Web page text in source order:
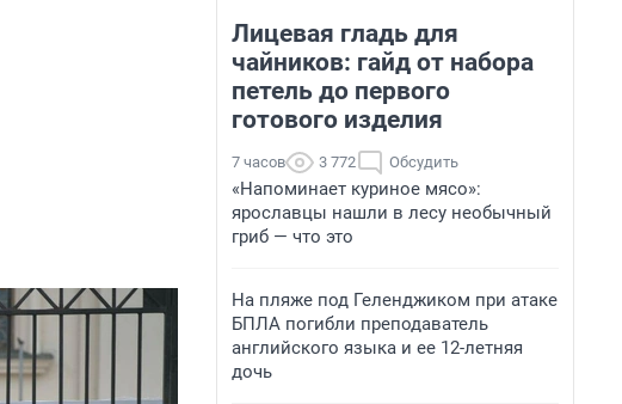
Лицевая гладь для
чайников: гайд от набора
петель до первого
готового изделия
7 часов 3 772 Обсудить
«Напоминает куриное мясо»:
ярославцы нашли в лесу необычный
гриб — что это
На пляже под Геленджиком при атаке
БПЛА погибли преподаватель
английского языка и ее 12-летняя
дочь